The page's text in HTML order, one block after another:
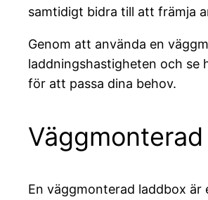
samtidigt bidra till att främja
Genom att använda en
laddningshastigheten och se
för att passa dina behov.
En väggmonterad laddbox